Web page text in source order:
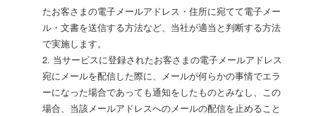
たお客さまの電子メールアドレス・住所に宛てて電子メー
ル・文書を送信する方法など、当社が適当と判断する方法
で実施します。
2. 当サービスに登録されたお客さまの電子メールアドレス
宛にメールを配信した際に、メールが何らかの事情でエラ
ーになった場合であっても通知をしたものとみなし、この
場合、当該メールアドレスへのメールの配信を止めること